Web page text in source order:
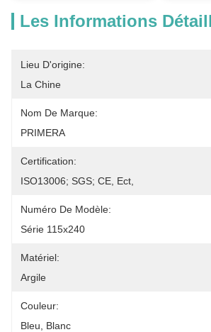
Les Informations
Lieu D'origine:
La Chine
Nom De Marque:
PRIMERA
Certification:
ISO13006; SGS; CE, Ect,
Numéro De Modèle:
Série 115x240
Matériel:
Argile
Couleur:
Bleu, Blanc